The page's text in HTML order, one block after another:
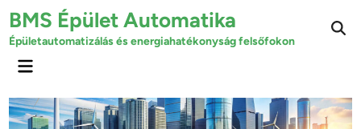
Skip
to
content
BMS Épület Automatika
Épületautomatizálás és energiahatékonyság felsőfokon
Main